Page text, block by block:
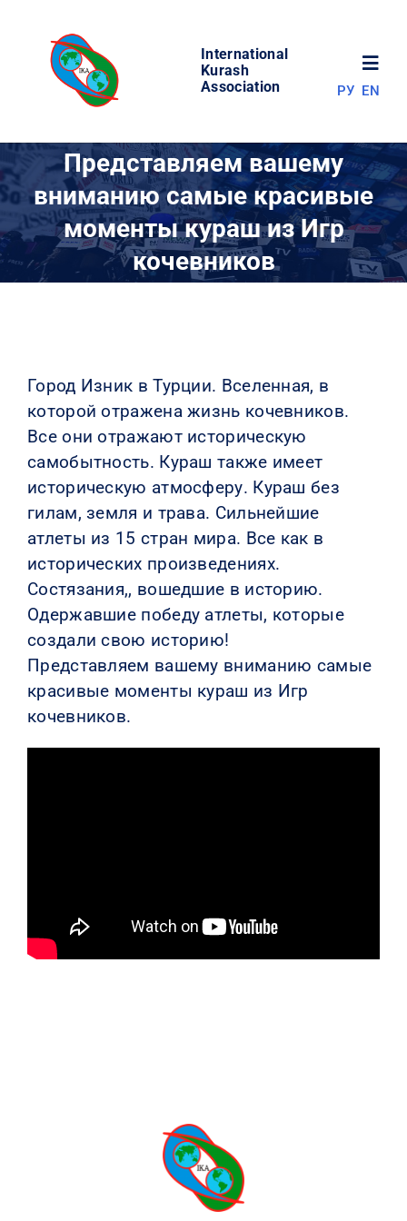
content
International
Kurash
Association
МИР КУРАША
ОБ АССОЦИАЦИИ
РЕЗУЛЬТАТЫ
КОНТАКТЫ
РУ EN
Представляем вашему
вниманию самые красивые
моменты кураш из Игр
кочевников
Город Изник в Турции. Вселенная, в
которой отражена жизнь кочевников.
Все они отражают историческую
самобытность. Кураш также имеет
историческую атмосферу. Кураш без
гилам, земля и трава. Сильнейшие
атлеты из 15 стран мира. Все как в
исторических произведениях.
Состязания,, вошедшие в историю.
Одержавшие победу атлеты, которые
создали свою историю!
Представляем вашему вниманию самые
красивые моменты кураш из Игр
кочевников.